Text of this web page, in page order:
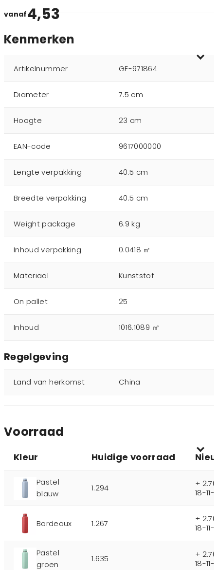
vanaf4,53
Kenmerken
Artikelnummer GE-971864
Diameter 7.5 cm
Hoogte 23 cm
EAN-code 9617000000
Lengte verpakking 40.5 cm
Breedte verpakking 40.5 cm
Weight package 6.9 kg
Inhoud verpakking 0.0418 ㎥
Materiaal Kunststof
On pallet 25
Inhoud 1016.1089 ㎥
Regelgeving
Land van herkomst China
Voorraad
Kleur Huidige voorraad
Pastel
blauw
1.294
+
18-
Bordeaux 1.267
+
18-
Pastel
groen
1.635
+
18-